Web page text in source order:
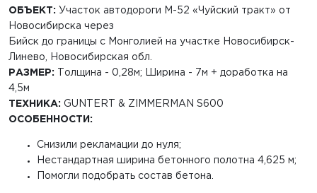
ОБЪЕКТ: Участок автодороги М-52 «Чуйский тракт» от
Новосибирска через
Бийск до границы с Монголией на участке Новосибирск-
Линево, Новосибирская обл.
РАЗМЕР:
Толщина - 0,28м; Ширина - 7м + доработка на
4,5м
ТЕХНИКА: GUNTERT & ZIMMERMAN S600
ОСОБЕННОСТИ:
Снизили рекламации до нуля;
Нестандартная ширина бетонного полотна 4,625 м;
Помогли подобрать состав бетона.